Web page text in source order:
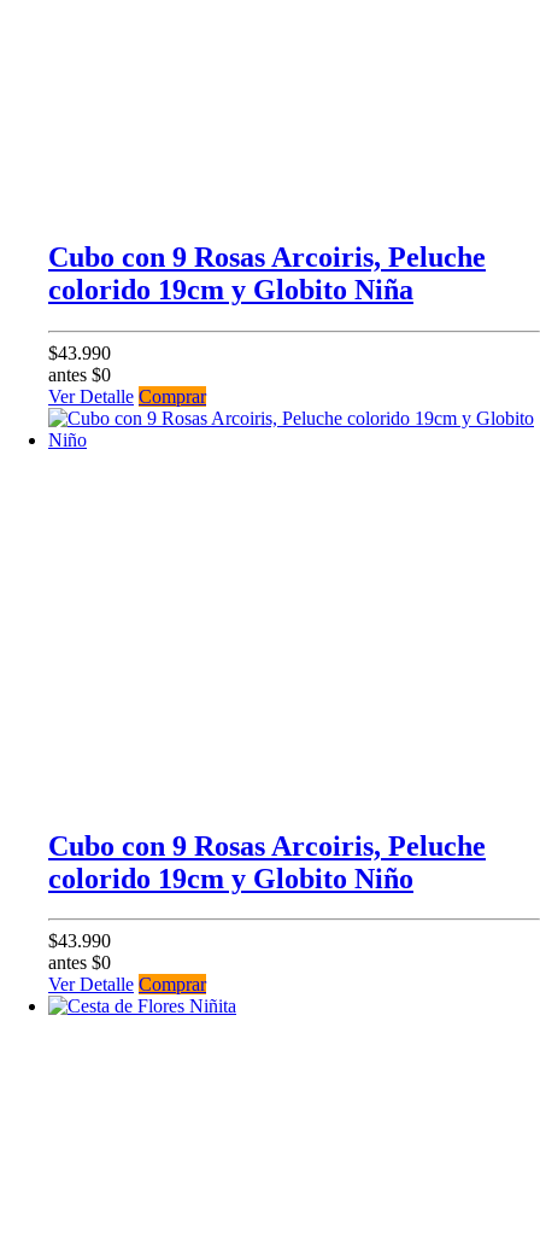
Cubo con 9 Rosas Arcoiris, Peluche
colorido 19cm y Globito Niña
$43.990
antes $0
Ver Detalle Comprar
Cubo con 9 Rosas Arcoiris, Peluche
colorido 19cm y Globito Niño
$43.990
antes $0
Ver Detalle Comprar